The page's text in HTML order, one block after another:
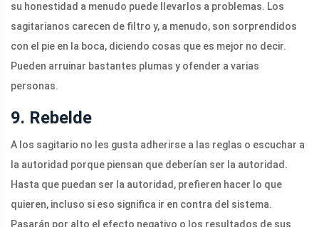
su honestidad a menudo puede llevarlos a problemas. Los
sagitarianos carecen de filtro y, a menudo, son sorprendidos
con el pie en la boca, diciendo cosas que es mejor no decir.
Pueden arruinar bastantes plumas y ofender a varias
personas.
9. Rebelde
A los sagitario no les gusta adherirse a las reglas o escuchar a
la autoridad porque piensan que deberían ser la autoridad.
Hasta que puedan ser la autoridad, prefieren hacer lo que
quieren, incluso si eso significa ir en contra del sistema.
Pasarán por alto el efecto negativo o los resultados de sus